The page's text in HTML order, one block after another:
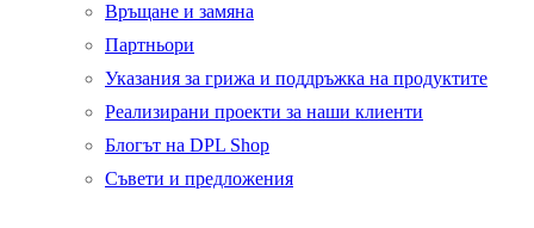
Връщане и замяна
Партньори
Указания за грижа и поддръжка на продуктите
Реализирани проекти за наши клиенти
Блогът на DPL Shop
Съвети и предложения